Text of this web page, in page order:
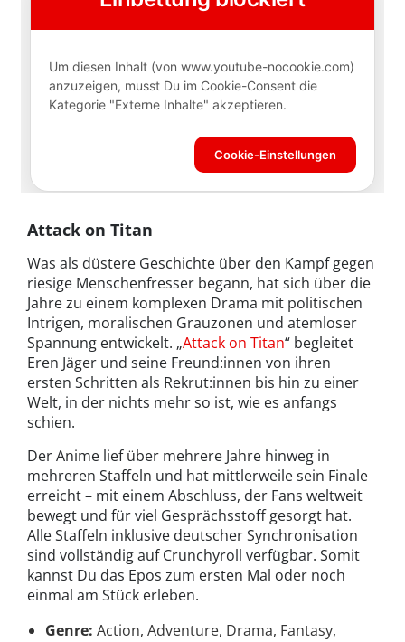
Attack on Titan
Was als düstere Geschichte über den Kampf gegen
riesige Menschenfresser begann, hat sich über die
Jahre zu einem komplexen Drama mit politischen
Intrigen, moralischen Grauzonen und atemloser
Spannung entwickelt. „Attack on Titan“ begleitet
Eren Jäger und seine Freund:innen von ihren
ersten Schritten als Rekrut:innen bis hin zu einer
Welt, in der nichts mehr so ist, wie es anfangs
schien.
Der Anime lief über mehrere Jahre hinweg in
mehreren Staffeln und hat mittlerweile sein Finale
erreicht – mit einem Abschluss, der Fans weltweit
bewegt und für viel Gesprächsstoff gesorgt hat.
Alle Staffeln inklusive deutscher Synchronisation
sind vollständig auf Crunchyroll verfügbar. Somit
kannst Du das Epos zum ersten Mal oder noch
einmal am Stück erleben.
Genre: Action, Adventure, Drama, Fantasy,